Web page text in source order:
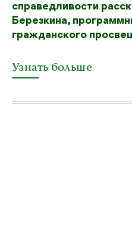
справедливости
Березкина,
гражданского
Узнать больше